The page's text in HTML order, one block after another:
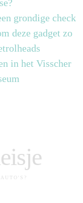
grondige check
deze gadget zo
in het Visscher